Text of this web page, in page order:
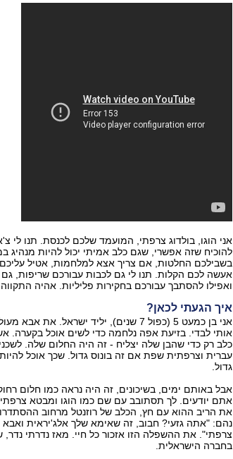
אני הוגו, בולדוג צרפתי, המועמד שלכם לכנסת. תנו לי
להוכיח שזה אפשרי, שגם כלב אמיתי יכול להיות מנהיג
בשבילכם החלטות, אם צריך אצא למלחמות, אטיל עליכם
אעשה לכם הקלות. תנו לי גם לכבות עבורכם שריפות, גם
ואפילו להסתבך עבורכם בחקירות פליליות. אהיה
איך הגעתי לכאן?
אני בן כמעט 5 (כפול 7 שנים), יליד ישראל.
אותי לבדי. בזיעת אפה נלחמה כדי לשים אוכל בקערה.
כלב רק כדי שהבן שלה יצליח - זה היה החלום שלה.
עברית וצרפתית שפת אם זה בונוס גדול. שכך אוכל
גדול.
אבל באותם ימים, בשיכונים, זה היה נראה כמו חלום
אתם יודעים. לך תסתובב עם שם כמו הוגו ומבטא צרפתי
את הריב ההוא עם חץ, הכלב של רוזנטל מרחוב
נהם: "אתה גזעי? חבוב, זה שאימא שלך אלג'יראית
צרפתי". את ההשפלה הזו אזכור כל חיי. מאז נדרתי
בחברה הישראלית.